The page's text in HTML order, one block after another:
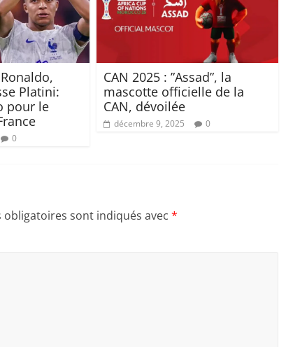
Platini:
pour le
0
CAN 2025 : ”Assad”, la
mascotte officielle de la
CAN, dévoilée
décembre 9, 2025 0
obligatoires sont indiqués avec *